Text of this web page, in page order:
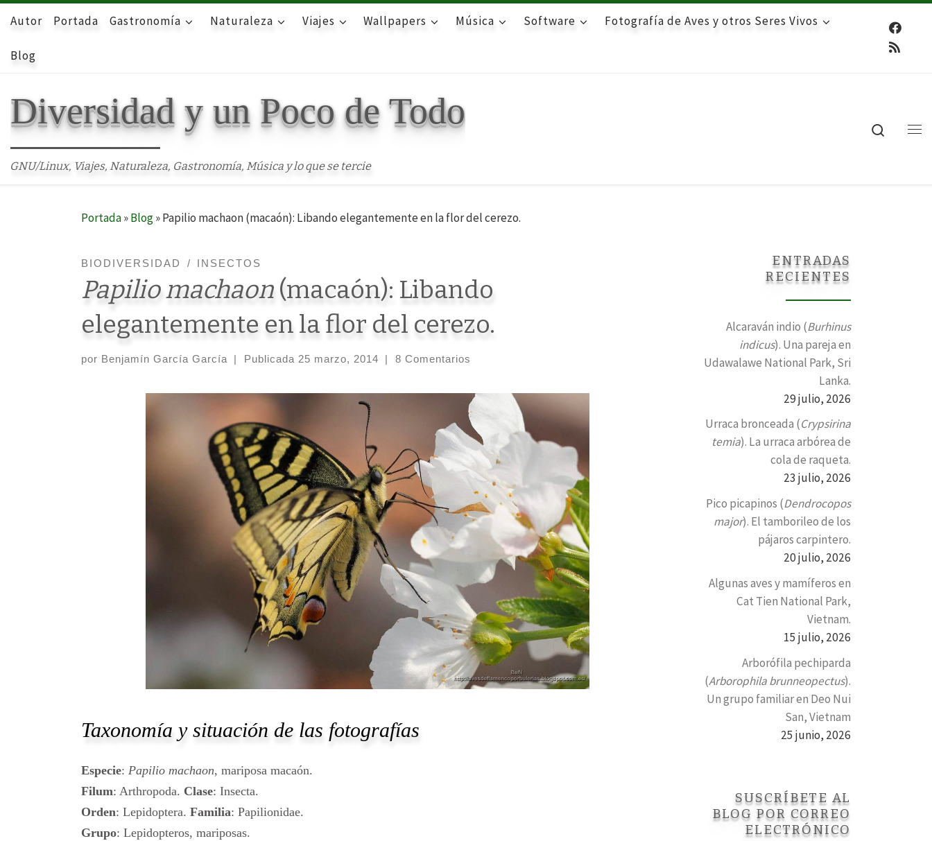
Skip to content
Autor Portada Gastronomía Naturaleza Viajes Wallpapers Música Software Fotografía de Aves y otros Seres Vivos
Blog
Diversidad y un Poco de Todo
GNU/Linux, Viajes, Naturaleza, Gastronomía, Música y lo que se tercie
Search
Portada»Blog»Papilio machaon (macaón): Libando elegantemente en la flor del cerezo.
BIODIVERSIDAD INSECTOS
Papilio machaon (macaón): Libando
elegantemente en la flor del cerezo.
por Benjamín García García | Publicada 25 marzo, 2014 | 8 Comentarios
Taxonomía y situación de las fotografías
Especie: Papilio machaon, mariposa macaón.
Filum: Arthropoda. Clase: Insecta.
Orden: Lepidoptera. Familia: Papilionidae.
Grupo: Lepidopteros, mariposas.
ENTRADAS
RECIENTES
Alcaraván indio (Burhinus
indicus). Una pareja en
Udawalawe National Park, Sri
Lanka.
29 julio, 2026
Urraca bronceada (Crypsirina
temia). La urraca arbórea de
cola de raqueta.
23 julio, 2026
Pico picapinos (Dendrocopos
major). El tamborileo de los
pájaros carpintero.
20 julio, 2026
Algunas aves y mamíferos en
Cat Tien National Park,
Vietnam.
15 julio, 2026
Arborófila pechiparda
(Arborophila brunneopectus).
Un grupo familiar en Deo Nui
San, Vietnam
25 junio, 2026
SUSCRÍBETE AL
BLOG POR CORREO
ELECTRÓNICO